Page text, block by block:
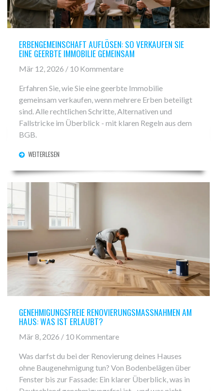
ERBENGEMEINSCHAFT AUFLÖSEN: SO VERKAUFEN SIE
EINE GEERBTE IMMOBILIE GEMEINSAM
Mär 12, 2026 / 10 Kommentare
Erfahren Sie, wie Sie eine geerbte Immobilie
gemeinsam verkaufen, wenn mehrere Erben beteiligt
sind. Alle rechtlichen Schritte, Alternativen und
Fallstricke im Überblick - mit klaren Regeln aus dem
BGB.
WEITERLESEN
GENEHMIGUNGSFREIE RENOVIERUNGSMASSNAHMEN AM H
AUS: WAS IST ERLAUBT?
Mär 8, 2026 / 10 Kommentare
Was darfst du bei der Renovierung deines Hauses
ohne Baugenehmigung tun? Von Bodenbelägen über
Fenster bis zur Fassade: Ein klarer Überblick, was in